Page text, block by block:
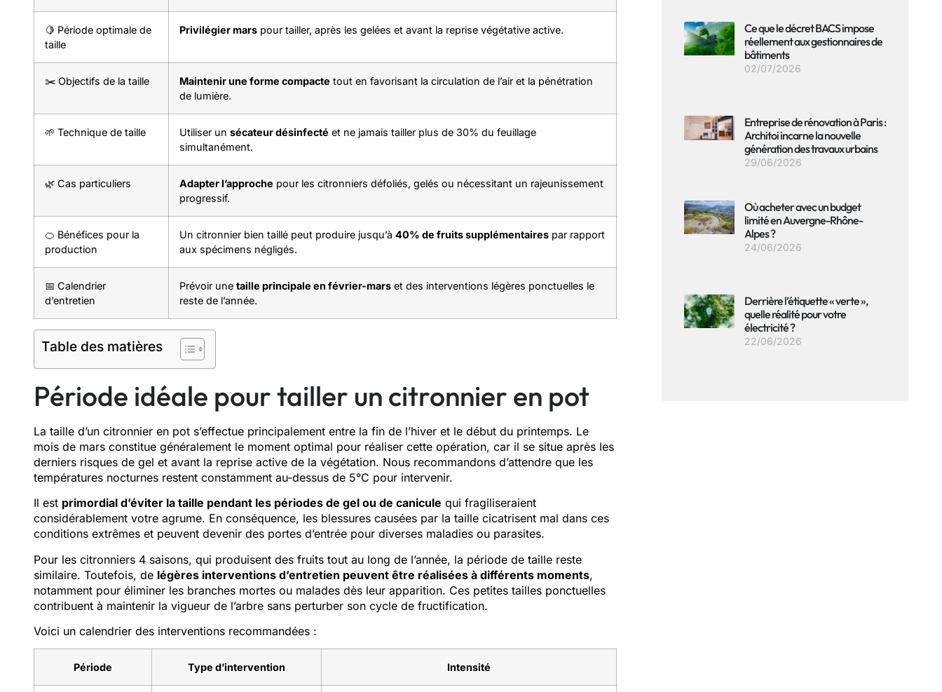
🍋 Période optimale de
taille
Privilégier mars pour tailler, après les gelées et avant la reprise végétative active.
✂️ Objectifs de la taille Maintenir une forme compacte tout en favorisant la circulation de l’air et la pénétration
de lumière.
🌱 Technique de taille Utiliser un sécateur désinfecté et ne jamais tailler plus de 30% du feuillage
simultanément.
🌿 Cas particuliers Adapter l’approche pour les citronniers défoliés, gelés ou nécessitant un rajeunissement
progressif.
🍊 Bénéfices pour la
production
Un citronnier bien taillé peut produire jusqu’à 40% de fruits supplémentaires par rapport
aux spécimens négligés.
📅 Calendrier
d’entretien
Prévoir une taille principale en février-mars et des interventions légères ponctuelles le
reste de l’année.
Table des matières
Période idéale pour tailler un citronnier en pot
La taille d’un citronnier en pot s’effectue principalement entre la fin de l’hiver et le début du printemps. Le
mois de mars constitue généralement le moment optimal pour réaliser cette opération, car il se situe après les
derniers risques de gel et avant la reprise active de la végétation. Nous recommandons d’attendre que les
températures nocturnes restent constamment au-dessus de 5°C pour intervenir.
Il est primordial d’éviter la taille pendant les périodes de gel ou de canicule qui fragiliseraient
considérablement votre agrume. En conséquence, les blessures causées par la taille cicatrisent mal dans ces
conditions extrêmes et peuvent devenir des portes d’entrée pour diverses maladies ou parasites.
Pour les citronniers 4 saisons, qui produisent des fruits tout au long de l’année, la période de taille reste
similaire. Toutefois, de légères interventions d’entretien peuvent être réalisées à différents moments,
notamment pour éliminer les branches mortes ou malades dès leur apparition. Ces petites tailles ponctuelles
contribuent à maintenir la vigueur de l’arbre sans perturber son cycle de fructification.
Voici un calendrier des interventions recommandées :
Période Type d’intervention Intensité
Ce que le décret BACS impose
réellement aux gestionnaires de
bâtiments
02/07/2026
Entreprise de rénovation à Paris :
Architoi incarne la nouvelle
génération des travaux urbains
29/06/2026
Où acheter avec un budget
limité en Auvergne-Rhône-
Alpes ?
24/06/2026
Derrière l’étiquette « verte »,
quelle réalité pour votre
électricité ?
22/06/2026